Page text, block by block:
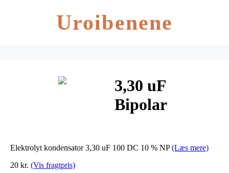
Uroibenene
3,30 uF
Bipolar
Elektrolyt kondensator 3,30 uF 100 DC 10 % NP(Læs mere)
20 kr. (Vis fragtpris)